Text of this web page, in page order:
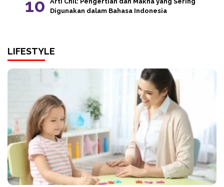
Digunakan dalam Bahasa Indonesia
LIFESTYLE